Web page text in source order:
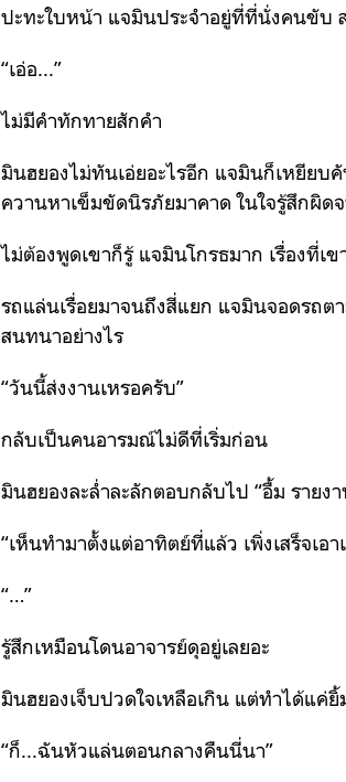
ปะทะใบหน้า แจมินประจำอยู่ที่ที่นั่งคนขับ
“เอ่อ...”
ไม่มีคำทักทายสักคำ
มินฮยองไม่ทันเอ่ยอะไรอีก แจมินก็เหยียบ
ควานหาเข็มขัดนิรภัยมาคาด ในใจรู้สึกผิด
ไม่ต้องพูดเขาก็รู้ แจมินโกรธมาก เรื่องที่
รถแล่นเรื่อยมาจนถึงสี่แยก แจมินจอดรถ
สนทนาอย่างไร
“วันนี้ส่งงานเหรอครับ”
กลับเป็นคนอารมณ์ไม่ดีที่เริ่มก่อน
มินฮยองละล่ำละลักตอบกลับไป “อื้ม รายง
“เห็นทำมาตั้งแต่อาทิตย์ที่แล้ว เพิ่งเสร็จเอา
“…”
รู้สึกเหมือนโดนอาจารย์ดุอยู่เลยอะ
มินฮยองเจ็บปวดใจเหลือเกิน แต่ทำได้แค่
“ก็...ฉันหัวแล่นตอนกลางคืนนี่นา”